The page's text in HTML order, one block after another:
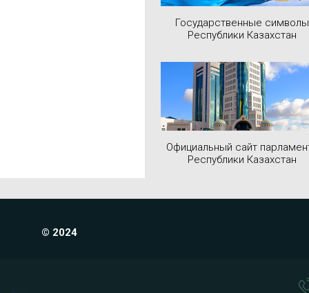
Государственные символы
Республики Казахстан
Официальный сайт
Республики Казахстан
© 2024